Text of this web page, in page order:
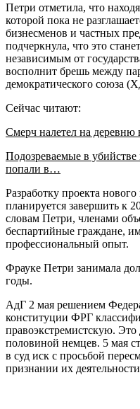
Петри отметила, что
которой пока не
бизнесменов и частных
подчеркнула, что это
независимым от
восполнит брешь между
демократического союза
Сейчас читают:
Смерч налетел на
Подозреваемые в
попали в…
Разработку проекта
планируется завершить к
словам Петри, членами
беспартийные граждане,
профессиональный опыт.
Фрауке Петри занимала
годы.
АдГ 2 мая решением
конституции ФРГ
правоэкстремистскую.
половиной немцев. 5 мая
в суд иск с просьбой
признании их